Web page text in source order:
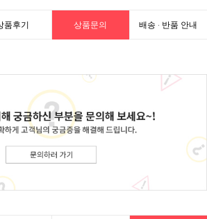
품후기 상품문의 배송 · 반품 안내